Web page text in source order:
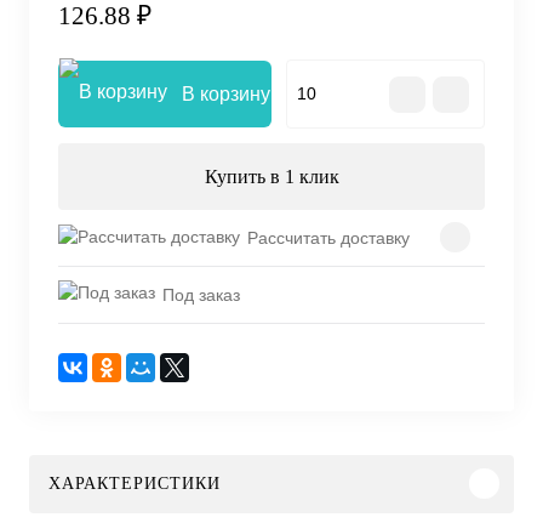
126.88 ₽
В корзину
Купить в 1 клик
Рассчитать доставку
Под заказ
ХАРАКТЕРИСТИКИ